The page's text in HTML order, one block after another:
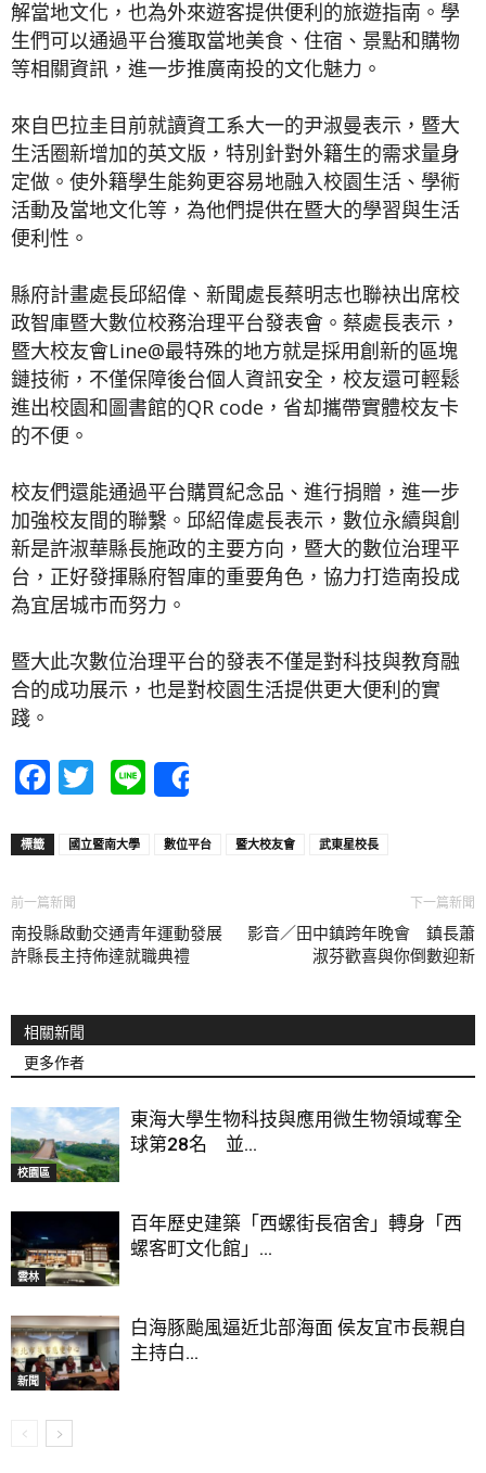
解當地文化，也為外來遊客提供便利的旅遊指南。學
生們可以通過平台獲取當地美食、住宿、景點和購物
等相關資訊，進一步推廣南投的文化魅力。
來自巴拉圭目前就讀資工系大一的尹淑曼表示，暨大
生活圈新增加的英文版，特別針對外籍生的需求量身
定做。使外籍學生能夠更容易地融入校園生活、學術
活動及當地文化等，為他們提供在暨大的學習與生活
便利性。
縣府計畫處長邱紹偉、新聞處長蔡明志也聯袂出席校
政智庫暨大數位校務治理平台發表會。蔡處長表示，
暨大校友會Line@最特殊的地方就是採用創新的區塊
鏈技術，不僅保障後台個人資訊安全，校友還可輕鬆
進出校園和圖書館的QR code，省却攜帶實體校友卡
的不便。
校友們還能通過平台購買紀念品、進行捐贈，進一步
加強校友間的聯繫。邱紹偉處長表示，數位永續與創
新是許淑華縣長施政的主要方向，暨大的數位治理平
台，正好發揮縣府智庫的重要角色，協力打造南投成
為宜居城市而努力。
暨大此次數位治理平台的發表不僅是對科技與教育融
合的成功展示，也是對校園生活提供更大便利的實
踐。
Facebook
Twitter
Line
標籤 國立暨南大學 數位平台 暨大校友會 武東星校長
前一篇新聞
南投縣啟動交通青年運動發展
許縣長主持佈達就職典禮
下一篇新聞
影音／田中鎮跨年晚會 鎮長蕭
淑芬歡喜與你倒數迎新
相關新聞
更多作者
校園區
東海大學生物科技與應用微生物領域奪全
球第28名 並...
雲林
百年歷史建築「西螺街長宿舍」轉身「西
螺客町文化館」...
新聞
白海豚颱風逼近北部海面 侯友宜市長親自
主持白...